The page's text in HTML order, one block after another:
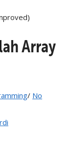
Array
/ No